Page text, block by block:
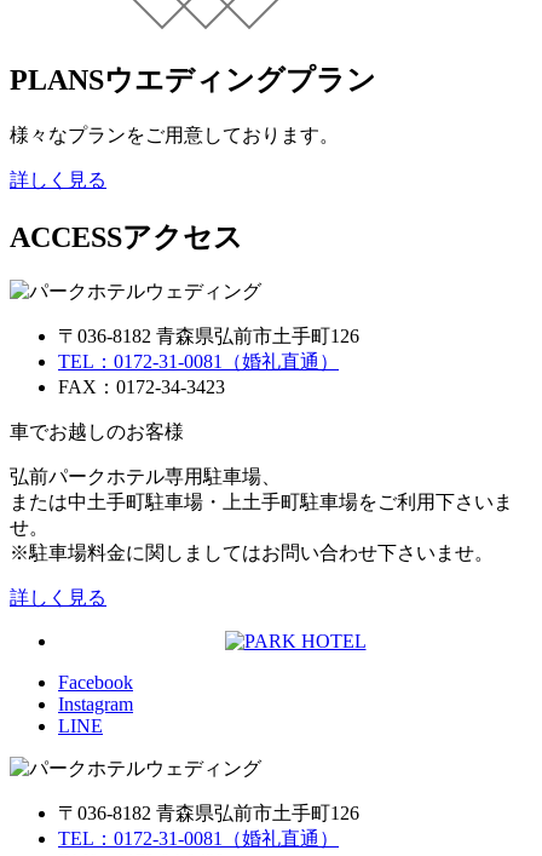
PLANSウエディングプラン
様々なプランをご用意しております。
詳しく見る
ACCESSアクセス
〒036-8182 青森県弘前市土手町126
TEL：0172-31-0081（婚礼直通）
FAX：0172-34-3423
車でお越しのお客様
弘前パークホテル専用駐車場、
または中土手町駐車場・上土手町駐車場をご利用下さいま
せ。
※駐車場料金に関しましてはお問い合わせ下さいませ。
詳しく見る
Facebook
Instagram
LINE
〒036-8182 青森県弘前市土手町126
TEL：0172-31-0081（婚礼直通）